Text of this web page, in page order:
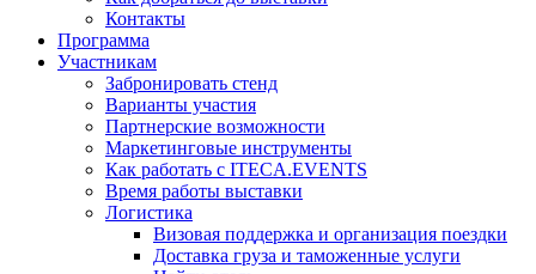
Контакты
Программа
Участникам
Забронировать стенд
Варианты участия
Партнерские возможности
Маркетинговые инструменты
Как работать с ITECA.EVENTS
Время работы выставки
Логистика
Визовая поддержка и организация поездки
Доставка груза и таможенные услуги